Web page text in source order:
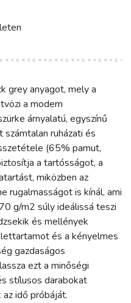
grey anyagot, mely a
a modern
árnyalatú, egyszínű
ruházati és
(65% pamut,
a tartósságot, a
miközben az
rugalmasságot is kínál, ami
g/m2 súly ideálissá teszi
és mellények
és a kényelmes
gazdaságos
ezt a minőségi
stílusos darabokat
idő próbáját.